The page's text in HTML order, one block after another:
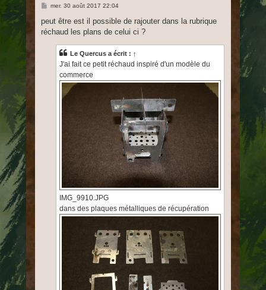
M
s
a
mer. 30 août 2017 22:04
peut être est il possible de rajouter dans la rubrique
réchaud les plans de celui ci ?
Le Quercus a écrit : ↑
J'ai fait ce petit réchaud inspiré d'un modèle du
commerce
IMG_9910.JPG
dans des plaques métalliques de récupération